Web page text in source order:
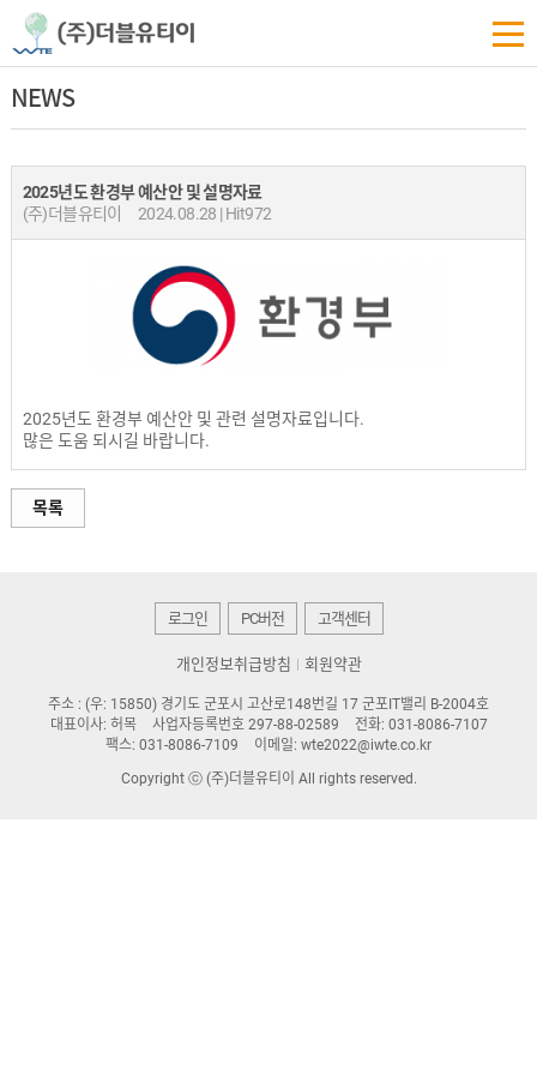
NEWS
2025년도 환경부 예산안 및 설명자료
(주)더블유티이
2024.08.28 | Hit972
2025년도 환경부 예산안 및 관련 설명자료입니다.
많은 도움 되시길 바랍니다.
목록
로그인 PC버전 고객센터
개인정보취급방침 회원약관
주소 : (우: 15850) 경기도 군포시 고산로148번길 17 군포IT밸리 B-2004호
대표이사: 허목
사업자등록번호 297-88-02589
전화: 031-8086-7107
팩스: 031-8086-7109
이메일: wte2022@iwte.co.kr
Copyright ⓒ (주)더블유티이 All rights reserved.